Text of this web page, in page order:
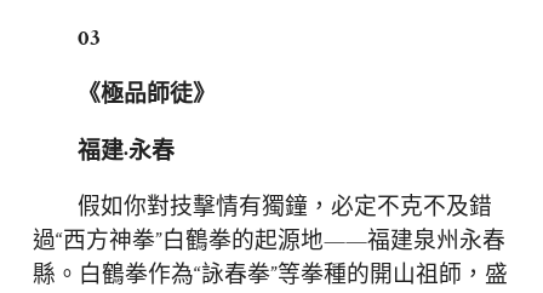
03
《極品師徒》
福建·永春
假如你對技擊情有獨鐘，必定不克不及錯
過“西方神拳”白鶴拳的起源地——福建泉州永春
縣。白鶴拳作為“詠春拳”等拳種的開山祖師，盛